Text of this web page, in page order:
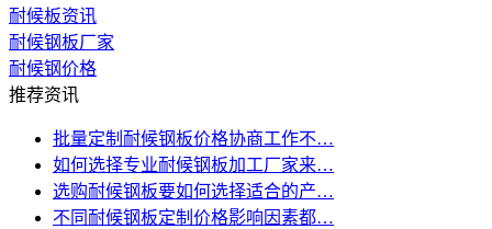
耐候板资讯
耐候钢板厂家
耐候钢价格
推荐资讯
批量定制耐候钢板价格协商工作不…
如何选择专业耐候钢板加工厂家来…
选购耐候钢板要如何选择适合的产…
不同耐候钢板定制价格影响因素都…